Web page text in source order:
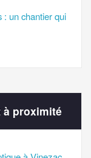
: un chantier qui
proximité